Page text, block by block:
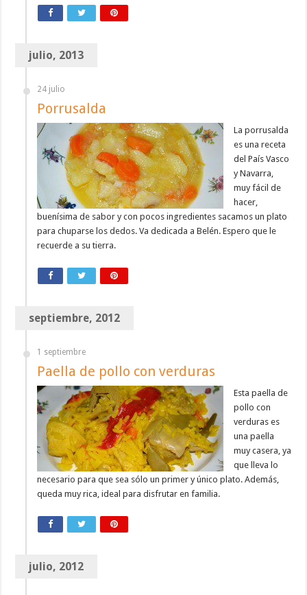
julio, 2013
24 julio
Porrusalda
La porrusalda
es una receta
del País Vasco
y Navarra,
muy fácil de
hacer,
buenísima de sabor y con pocos ingredientes sacamos un plato
para chuparse los dedos. Va dedicada a Belén. Espero que le
recuerde a su tierra.
septiembre, 2012
1 septiembre
Paella de pollo con verduras
Esta paella de
pollo con
verduras es
una paella
muy casera, ya
que lleva lo
necesario para que sea sólo un primer y único plato. Además,
queda muy rica, ideal para disfrutar en familia.
julio, 2012